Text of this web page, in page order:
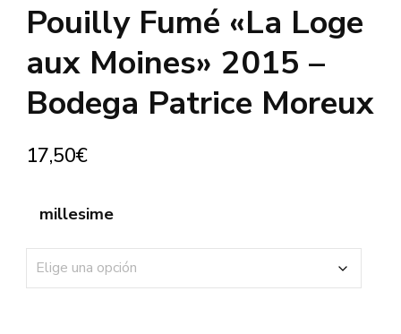
Pouilly Fumé «La Loge
aux Moines» 2015 –
Bodega Patrice Moreux
17,50€
millesime